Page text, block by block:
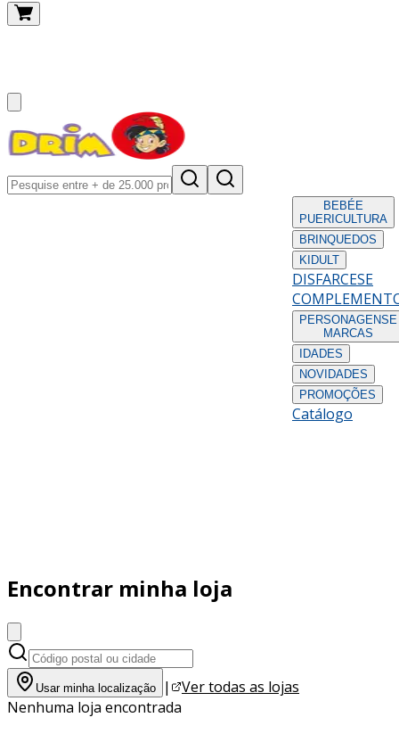
BEBÉE
PUERICULTURA
BRINQUEDOS
KIDULT
DISFARCESE
PERSONAGENS E
MARCAS
IDADES
NOVIDADES
PROMOÇÕES
Catálogo
Encontrar minha loja
Usar minha localização |
Ver todas as lojas
Nenhuma loja encontrada